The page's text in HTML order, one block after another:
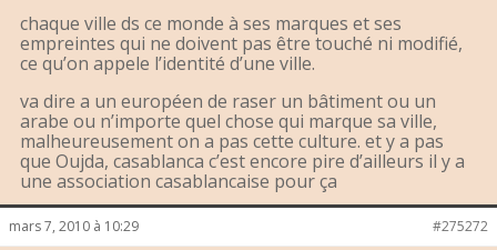
chaque ville ds ce monde à ses marques et ses
empreintes qui ne doivent pas être touché ni modifié,
ce qu’on appele l’identité d’une ville.
va dire a un européen de raser un bâtiment ou un
arabe ou n’importe quel chose qui marque sa ville,
malheureusement on a pas cette culture. et y a pas
que Oujda, casablanca c’est encore pire d’ailleurs il y a
une association casablancaise pour ça
mars 7, 2010 à 10:29 #275272